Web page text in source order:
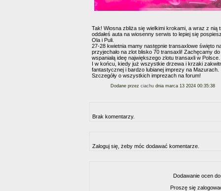
Tak! Wiosna zbliża się wielkimi krokami, a wraz z nią
oddałeś auta na wiosenny serwis to lepiej się
Ola i Puli.
27-28 kwietnia mamy następnie transaxlowe święto
przyjechało na zlot blisko 70 transaxli! Zachęcamy
wspaniałą ideę największego zlotu transaxli w Polsce.
I w końcu, kiedy już wszystkie drzewa i krzaki
fantastycznej i bardzo lubianej imprezy na Mazurach.
Szczegóły o wszystkich imprezach na forum!
Dodane przez ciachu dnia marca 13 2024 00:35:38
Brak komentarzy.
Zaloguj się, żeby móc dodawać komentarze.
Dodawanie ocen
Proszę się